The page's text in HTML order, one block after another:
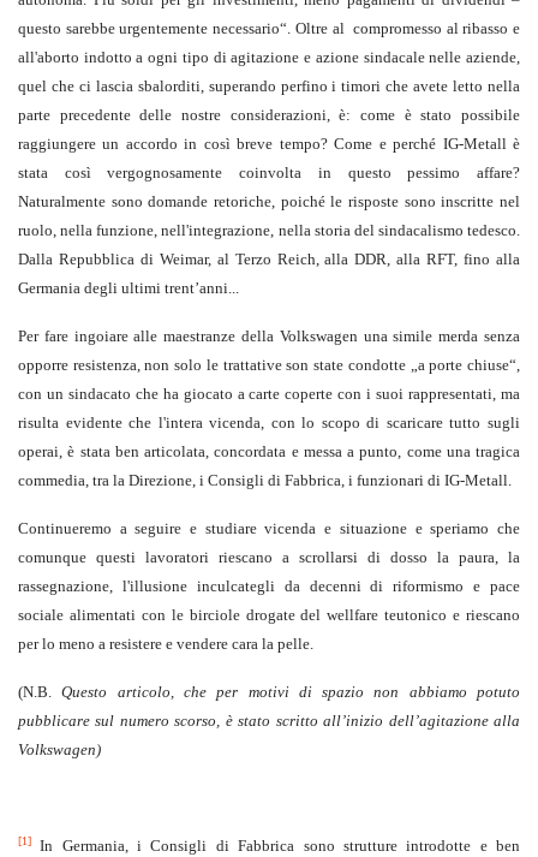
questo sarebbe urgentemente necessario“. Oltre al compromesso al ribasso e
all'aborto indotto a ogni tipo di agitazione e azione sindacale nelle aziende,
quel che ci lascia sbalorditi, superando perfino i timori che avete letto nella
parte precedente delle nostre considerazioni, è: come è stato possibile
raggiungere un accordo in così breve tempo? Come e perché IG-Metall è
stata così vergognosamente coinvolta in questo pessimo affare?
Naturalmente sono domande retoriche, poiché le risposte sono inscritte nel
ruolo, nella funzione, nell'integrazione, nella storia del sindacalismo tedesco.
Dalla Repubblica di Weimar, al Terzo Reich, alla DDR, alla RFT, fino alla
Germania degli ultimi trent’anni...
Per fare ingoiare alle maestranze della Volkswagen una simile merda senza
opporre resistenza, non solo le trattative son state condotte „a porte chiuse“,
con un sindacato che ha giocato a carte coperte con i suoi rappresentati, ma
risulta evidente che l'intera vicenda, con lo scopo di scaricare tutto sugli
operai, è stata ben articolata, concordata e messa a punto, come una tragica
commedia, tra la Direzione, i Consigli di Fabbrica, i funzionari di IG-Metall.
Continueremo a seguire e studiare vicenda e situazione e speriamo che
comunque questi lavoratori riescano a scrollarsi di dosso la paura, la
rassegnazione, l'illusione inculcategli da decenni di riformismo e pace
sociale alimentati con le birciole drogate del wellfare teutonico e riescano
per lo meno a resistere e vendere cara la pelle.
(N.B.Questo articolo, che per motivi di spazio non abbiamo potuto
pubblicare sul numero scorso, è stato scritto all’inizio dell’agitazione alla
Volkswagen)
[1]
In Germania, i Consigli di Fabbrica sono strutture introdotte e ben